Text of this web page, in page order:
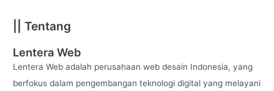
r
c
h
f
|| Tentang
Lentera Web
Lentera Web adalah perusahaan web desain Indonesia, yang
berfokus dalam pengembangan teknologi digital yang melayani